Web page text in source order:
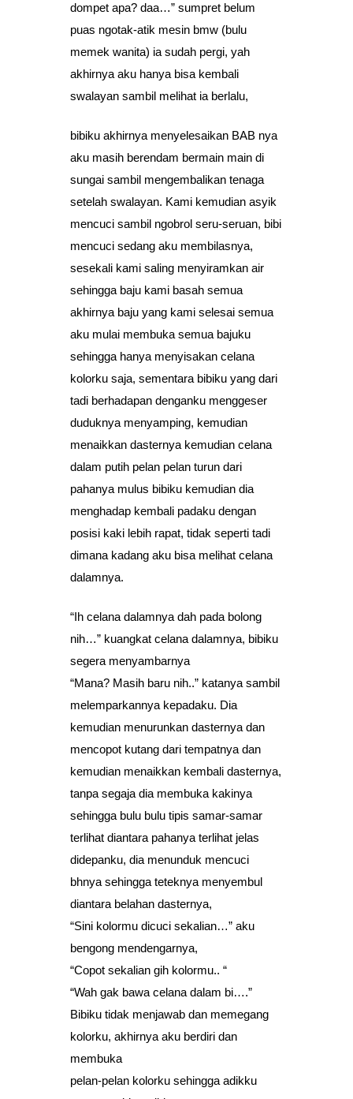
dompet apa? daa…” sumpret belum
puas ngotak-atik mesin bmw (bulu
memek wanita) ia sudah pergi, yah
akhirnya aku hanya bisa kembali
swalayan sambil melihat ia berlalu,
bibiku akhirnya menyelesaikan BAB nya
aku masih berendam bermain main di
sungai sambil mengembalikan tenaga
setelah swalayan. Kami kemudian asyik
mencuci sambil ngobrol seru-seruan, bibi
mencuci sedang aku membilasnya,
sesekali kami saling menyiramkan air
sehingga baju kami basah semua
akhirnya baju yang kami selesai semua
aku mulai membuka semua bajuku
sehingga hanya menyisakan celana
kolorku saja, sementara bibiku yang dari
tadi berhadapan denganku menggeser
duduknya menyamping, kemudian
menaikkan dasternya kemudian celana
dalam putih pelan pelan turun dari
pahanya mulus bibiku kemudian dia
menghadap kembali padaku dengan
posisi kaki lebih rapat, tidak seperti tadi
dimana kadang aku bisa melihat celana
dalamnya.
“Ih celana dalamnya dah pada bolong
nih…” kuangkat celana dalamnya, bibiku
segera menyambarnya
“Mana? Masih baru nih..” katanya sambil
melemparkannya kepadaku. Dia
kemudian menurunkan dasternya dan
mencopot kutang dari tempatnya dan
kemudian menaikkan kembali dasternya,
tanpa segaja dia membuka kakinya
sehingga bulu bulu tipis samar-samar
terlihat diantara pahanya terlihat jelas
didepanku, dia menunduk mencuci
bhnya sehingga teteknya menyembul
diantara belahan dasternya,
“Sini kolormu dicuci sekalian…” aku
bengong mendengarnya,
“Copot sekalian gih kolormu.. “
“Wah gak bawa celana dalam bi….”
Bibiku tidak menjawab dan memegang
kolorku, akhirnya aku berdiri dan
membuka
pelan-pelan kolorku sehingga adikku